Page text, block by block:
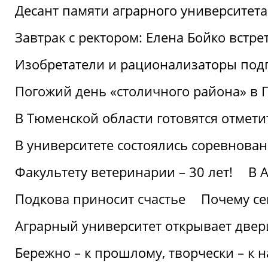
Десант памяти аграрного
Завтрак с ректором: Елена Бойко
Изобретатели и рационализаторы
Погожий день «столичного района» в
В Тюменской области готовятся
В университете состоялись
Факультету ветеринарии – 30 лет!
В
Подкова приносит счастье
Почему
Аграрный университет открывает
Бережно – к прошлому, творчески – к